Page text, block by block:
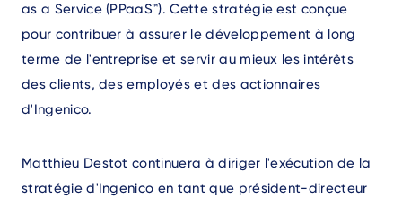
as a Service (PPaaS™). Cette stratégie est conçue
pour contribuer à assurer le développement à long
terme de l'entreprise et servir au mieux les intérêts
des clients, des employés et des actionnaires
d'Ingenico.
Matthieu Destot continuera à diriger l'exécution de la
stratégie d'Ingenico en tant que président-directeur